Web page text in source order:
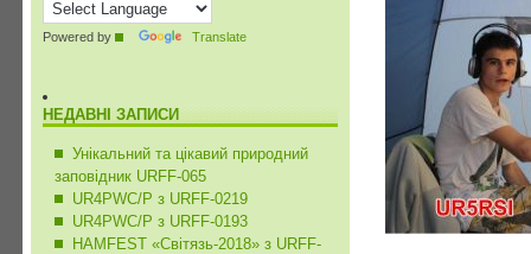
Powered by Translate
НЕДАВНІ ЗАПИСИ
Унікальний та цікавий природний
заповідник URFF-065
UR4PWC/P з URFF-0219
UR4PWC/P з URFF-0193
HAMFEST «Світязь-2018» з URFF-